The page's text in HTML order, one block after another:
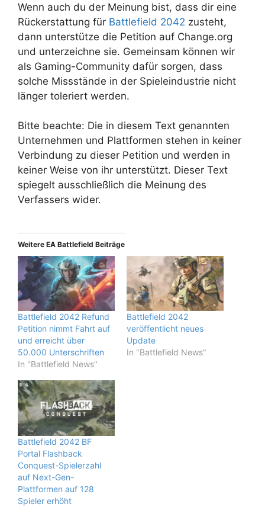
Wenn auch du der Meinung bist, dass dir eine
Rückerstattung für Battlefield 2042 zusteht,
dann unterstütze die Petition auf Change.org
und unterzeichne sie. Gemeinsam können wir
als Gaming-Community dafür sorgen, dass
solche Missstände in der Spieleindustrie nicht
länger toleriert werden.
Bitte beachte: Die in diesem Text genannten
Unternehmen und Plattformen stehen in keiner
Verbindung zu dieser Petition und werden in
keiner Weise von ihr unterstützt. Dieser Text
spiegelt ausschließlich die Meinung des
Verfassers wider.
Weitere EA Battlefield Beiträge
Battlefield 2042 Refund
Petition nimmt Fahrt auf
und erreicht über
50.000 Unterschriften
In "Battlefield News"
Battlefield 2042
veröffentlicht neues
Update
In "Battlefield News"
Battlefield 2042 BF
Portal Flashback
Conquest-Spielerzahl
auf Next-Gen-
Plattformen auf 128
Spieler erhöht